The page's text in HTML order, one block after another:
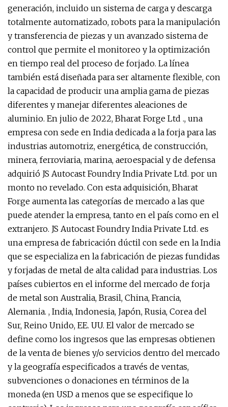
generación, incluido un sistema de carga y descarga
totalmente automatizado, robots para la manipulación
y transferencia de piezas y un avanzado sistema de
control que permite el monitoreo y la optimización
en tiempo real del proceso de forjado. La línea
también está diseñada para ser altamente flexible, con
la capacidad de producir una amplia gama de piezas
diferentes y manejar diferentes aleaciones de
aluminio. En julio de 2022, Bharat Forge Ltd ., una
empresa con sede en India dedicada a la forja para las
industrias automotriz, energética, de construcción,
minera, ferroviaria, marina, aeroespacial y de defensa
adquirió JS Autocast Foundry India Private Ltd. por un
monto no revelado. Con esta adquisición, Bharat
Forge aumenta las categorías de mercado a las que
puede atender la empresa, tanto en el país como en el
extranjero. JS Autocast Foundry India Private Ltd. es
una empresa de fabricación dúctil con sede en la India
que se especializa en la fabricación de piezas fundidas
y forjadas de metal de alta calidad para industrias. Los
países cubiertos en el informe del mercado de forja
de metal son Australia, Brasil, China, Francia,
Alemania. , India, Indonesia, Japón, Rusia, Corea del
Sur, Reino Unido, EE. UU. El valor de mercado se
define como los ingresos que las empresas obtienen
de la venta de bienes y/o servicios dentro del mercado
y la geografía especificados a través de ventas,
subvenciones o donaciones en términos de la
moneda (en USD a menos que se especifique lo